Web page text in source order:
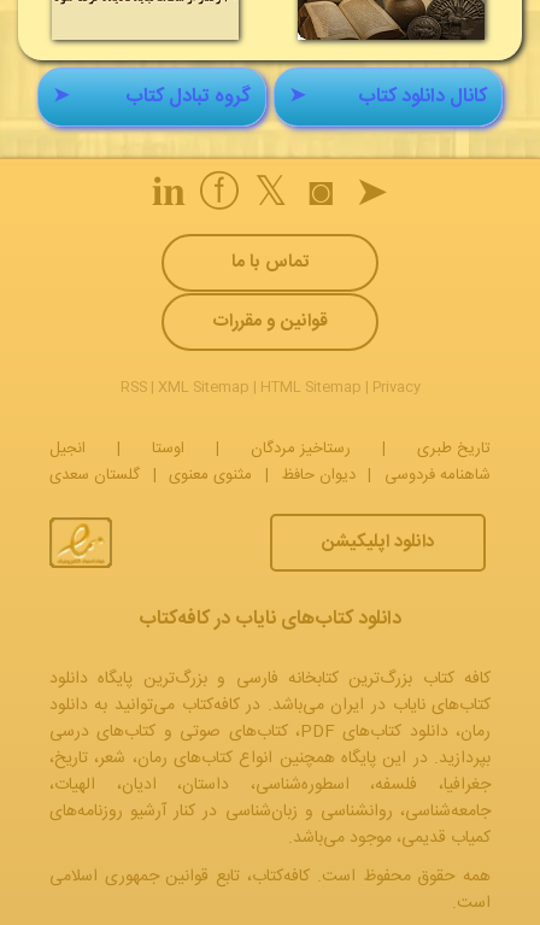
➤ گروه تبادل کتاب ➤ کانال دانلود کتاب
➤
◙
𝕏
ⓕ
𝐢𝐧
تماس با ما
قوانین و مقررات
RSS| XML Sitemap | HTML Sitemap | Privacy
تاریخ طبری | رستاخیز مردگان | اوستا |
انجیل
شاهنامه فردوسی | دیوان حافظ | مثنوی معنوی | گلستان سعدی
دانلود اپلیکیشن
دانلود کتاب‌های نایاب در کافه‌کتاب
کافه کتاب بزرگ‌ترین کتابخانه فارسی و بزرگ‌ترین پایگاه دانلود
کتاب‌های نایاب در ایران می‌باشد. در کافه‌کتاب می‌توانید به دانلود
رمان، دانلود کتاب‌های PDF، کتاب‌های صوتی و کتاب‌های درسی
بپردازید. در این پایگاه همچنین انواع کتاب‌های رمان، شعر، تاریخ،
جغرافیا، فلسفه، اسطوره‌شناسی، داستان، ادیان، الهیات،
جامعه‌شناسی، روانشناسی و زبان‌شناسی در کنار آرشیو روزنامه‌های
کمیاب قدیمی، موجود می‌باشد.
همه حقوق محفوظ است. کافه‌کتاب، تابع قوانین جمهوری‌ اسلامی
است.